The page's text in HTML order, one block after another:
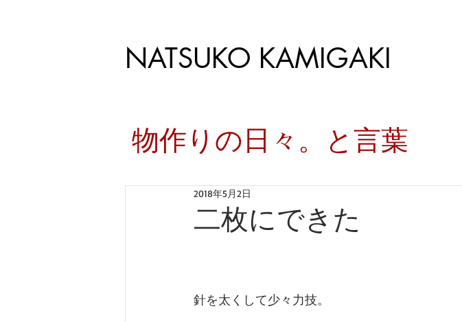
NATSUKO KAMIGAKI
​物作りの日々。と言葉
二枚にできた
2018年5月2日
針を太くして少々力技。